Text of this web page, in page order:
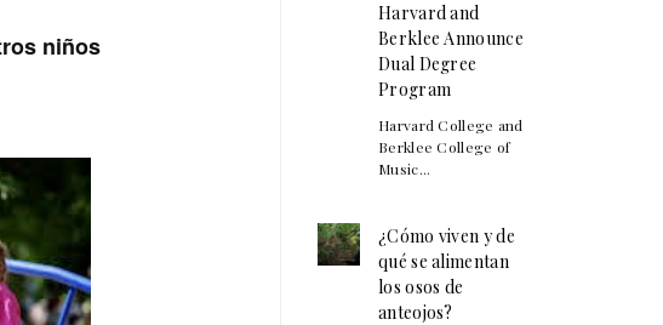
niños
Harvard and
Berklee Announce
Dual Degree
Program
Harvard College and
Berklee College of
Music...
¿Cómo viven y de
qué se alimentan
los osos de
anteojos?